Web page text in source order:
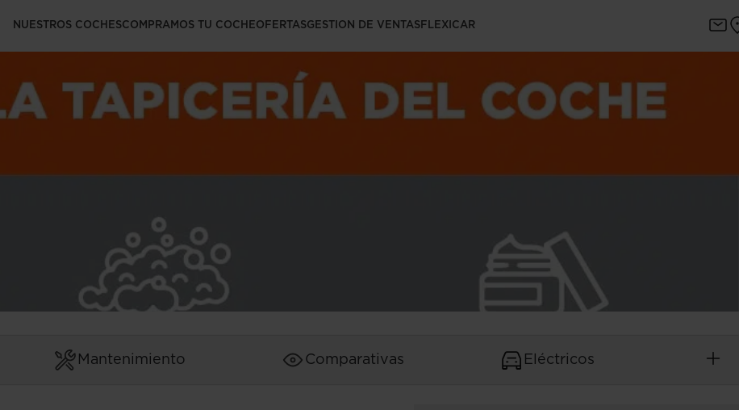
NUESTROS COCHESCOMPRAMOS TU COCHEOFERTASGESTION DE VENTASFLEXICAR
del coche
Mantenimiento Comparativas Eléctricos